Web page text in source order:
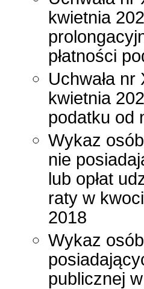
kwietnia
płatności
Uchwała
kwietnia
podatku od
Wykaz
nie
lub opłat
raty w
2018
Wykaz
publicznej